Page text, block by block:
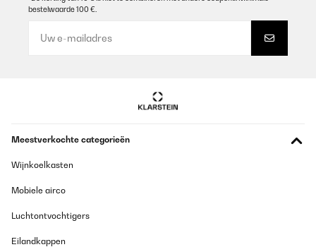
super goed allemaal. Staat hele mooi in mijn keuken.
Amazon-gebruiker
bestelwaarde 100 €.
Meestverkochte categorieën
Wijnkoelkasten
Mobiele airco
Luchtontvochtigers
Eilandkappen